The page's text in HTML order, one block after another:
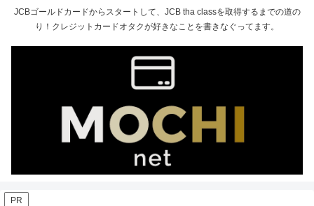
JCBゴールドカードからスタートして、JCB tha classを取得するまでの道の
り！クレジットカードオタクが好きなことを書きなぐってます。
PR